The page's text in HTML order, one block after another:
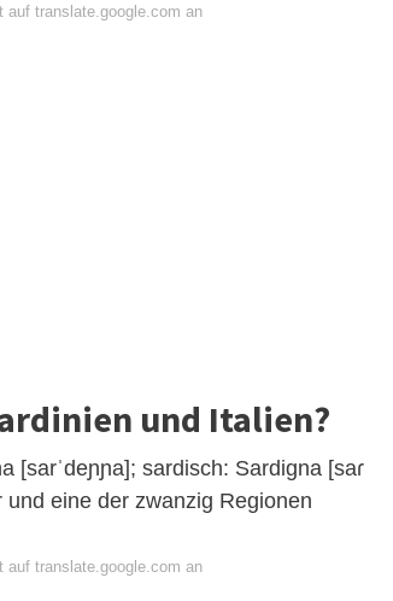
auf translate.google.com an
und Italien?
[sarˈdeɲɲa]; sardisch: Sardigna [saɾ
und eine der zwanzig Regionen
auf translate.google.com an